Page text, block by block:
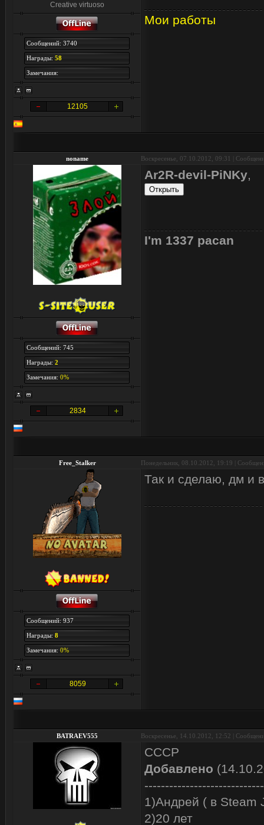
Creative virtuoso
Сообщений: 3740
Награды: 58
Замечания:
12105
Мои работы
noname Воскресенье, 07.10.2012, 09:31 |
Сообщений: 745
Награды: 2
Замечания: 0%
2834
Ar2R-devil-PiNKy,
I'm 1337 pacan
Free_Stalker Понедельник, 08.10.2012, 19:19 |
Сообщений: 937
Награды: 8
Замечания: 0%
8059
Так и сделаю, дм и
BATRAEV555 Воскресенье, 14.10.2012, 12:52 |
CCCР
Добавлено
1)Андрей ( в Steam
2)20 лет